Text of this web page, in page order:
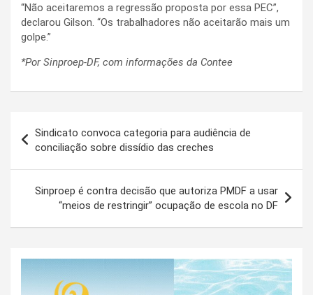
“Não aceitaremos a regressão proposta por essa PEC”,
declarou Gilson. “Os trabalhadores não aceitarão mais um
golpe.”
*Por Sinproep-DF, com informações da Contee
de
Post
Sindicato convoca categoria para audiência de
conciliação sobre dissídio das creches
Sinproep é contra decisão que autoriza PMDF a usar
“meios de restringir” ocupação de escola no DF